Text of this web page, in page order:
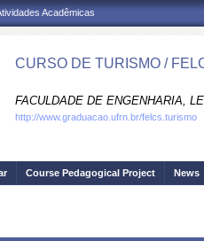
Acadêmicas
CURSO DE TURISMO /
FACULDADE DE ENGENHARIA,
http://www.graduacao.ufrn.br/felcs.turismo
Course Pedagogical Project News